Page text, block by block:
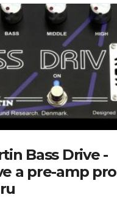
Bass Drive -
a pre-amp pro